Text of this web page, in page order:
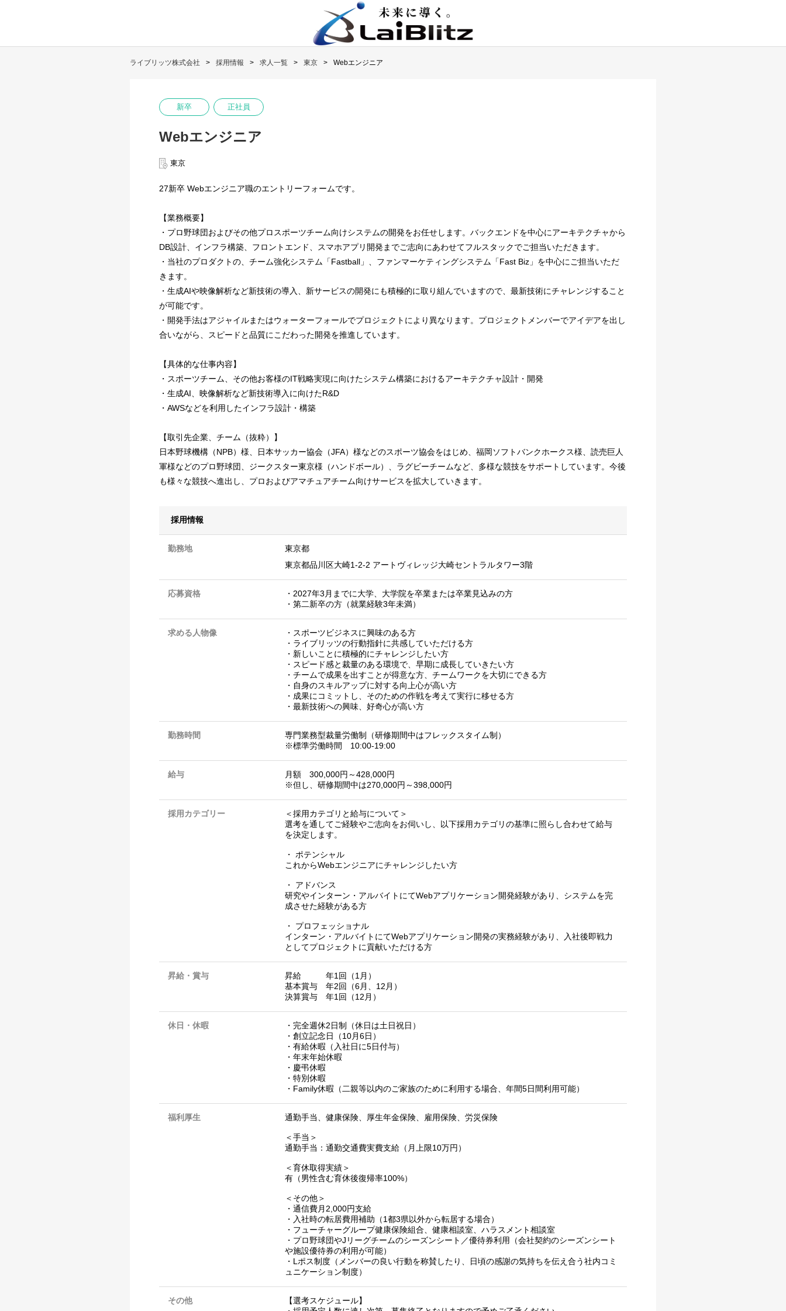
ライブリッツ株式会社 採用情報 求人一覧 東京 Webエンジニア
新卒 正社員
Webエンジニア
東京
27新卒 Webエンジニア職のエントリーフォームです。
【業務概要】
・プロ野球団およびその他プロスポーツチーム向けシステムの開発をお任せします。バックエンドを中心にアーキテクチャから
DB設計、インフラ構築、フロントエンド、スマホアプリ開発までご志向にあわせてフルスタックでご担当いただきます。
・当社のプロダクトの、チーム強化システム「Fastball」、ファンマーケティングシステム「Fast Biz」を中心にご担当いただ
きます。
・生成AIや映像解析など新技術の導入、新サービスの開発にも積極的に取り組んでいますので、最新技術にチャレンジすること
が可能です。
・開発手法はアジャイルまたはウォーターフォールでプロジェクトにより異なります。プロジェクトメンバーでアイデアを出し
合いながら、スピードと品質にこだわった開発を推進しています。
【具体的な仕事内容】
・スポーツチーム、その他お客様のIT戦略実現に向けたシステム構築におけるアーキテクチャ設計・開発
・生成AI、映像解析など新技術導入に向けたR&D
・AWSなどを利用したインフラ設計・構築
【取引先企業、チーム（抜粋）】
日本野球機構（NPB）様、日本サッカー協会（JFA）様などのスポーツ協会をはじめ、福岡ソフトバンクホークス様、読売巨人
軍様などのプロ野球団、ジークスター東京様（ハンドボール）、ラグビーチームなど、多様な競技をサポートしています。今後
も様々な競技へ進出し、プロおよびアマチュアチーム向けサービスを拡大していきます。
採用情報
勤務地
東京都
東京都品川区大崎1-2-2 アートヴィレッジ大崎セントラルタワー3階
応募資格
・2027年3月までに大学、大学院を卒業または卒業見込みの方
・第二新卒の方（就業経験3年未満）
求める人物像
・スポーツビジネスに興味のある方
・ライブリッツの行動指針に共感していただける方
・新しいことに積極的にチャレンジしたい方
・スピード感と裁量のある環境で、早期に成長していきたい方
・チームで成果を出すことが得意な方、チームワークを大切にできる方
・自身のスキルアップに対する向上心が高い方
・成果にコミットし、そのための作戦を考えて実行に移せる方
・最新技術への興味、好奇心が高い方
勤務時間
専門業務型裁量労働制（研修期間中はフレックスタイム制）
※標準労働時間 10:00-19:00
給与
月額 300,000円～428,000円
※但し、研修期間中は270,000円～398,000円
採用カテゴリー
＜採用カテゴリと給与について＞
選考を通してご経験やご志向をお伺いし、以下採用カテゴリの基準に照らし合わせて給与
を決定します。
・ ポテンシャル
これからWebエンジニアにチャレンジしたい方
・ アドバンス
研究やインターン・アルバイトにてWebアプリケーション開発経験があり、システムを完
成させた経験がある方
・ プロフェッショナル
インターン・アルバイトにてWebアプリケーション開発の実務経験があり、入社後即戦力
としてプロジェクトに貢献いただける方
昇給・賞与
昇給 年1回（1月）
基本賞与 年2回（6月、12月）
決算賞与 年1回（12月）
休日・休暇
・完全週休2日制（休日は土日祝日）
・創立記念日（10月6日）
・有給休暇（入社日に5日付与）
・年末年始休暇
・慶弔休暇
・特別休暇
・Family休暇（二親等以内のご家族のために利用する場合、年間5日間利用可能）
福利厚生 通勤手当、健康保険、厚生年金保険、雇用保険、労災保険
＜手当＞
通勤手当：通勤交通費実費支給（月上限10万円）
＜育休取得実績＞
有（男性含む育休後復帰率100%）
＜その他＞
・通信費月2,000円支給
・入社時の転居費用補助（1都3県以外から転居する場合）
・フューチャーグループ健康保険組合、健康相談室、ハラスメント相談室
・プロ野球団やJリーグチームのシーズンシート／優待券利用（会社契約のシーズンシート
や施設優待券の利用が可能）
・Lポス制度（メンバーの良い行動を称賛したり、日頃の感謝の気持ちを伝え合う社内コミ
ュニケーション制度）
その他
【選考スケジュール】